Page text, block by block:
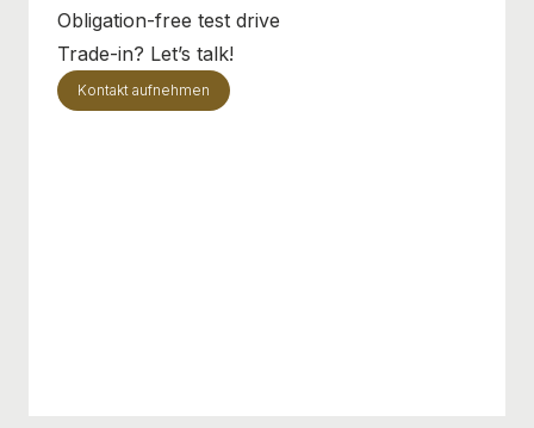
Obligation-free test drive
Trade-in? Let’s talk!
Kontakt aufnehmen